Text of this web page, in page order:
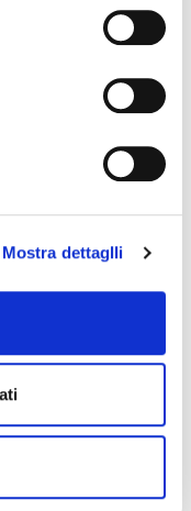
di cookies
Mostra dettaglli
LA TUA